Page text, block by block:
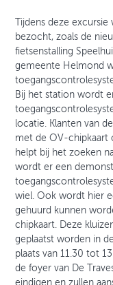
Tijdens deze
bezocht, zoals de
fietsenstalling
gemeente Helmond
Bij het station wordt
locatie. Klanten van
met de OV-chipkaart
helpt bij het zoeken
wordt er een
wiel. Ook wordt hier
gehuurd kunnen
chipkaart. Deze
geplaatst worden in
plaats van 11.30 tot
de foyer van De
eindigen en zullen